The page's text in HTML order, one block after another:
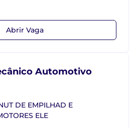
Abrir Vaga
Automotivo
DE EMPILHAD E
ELE